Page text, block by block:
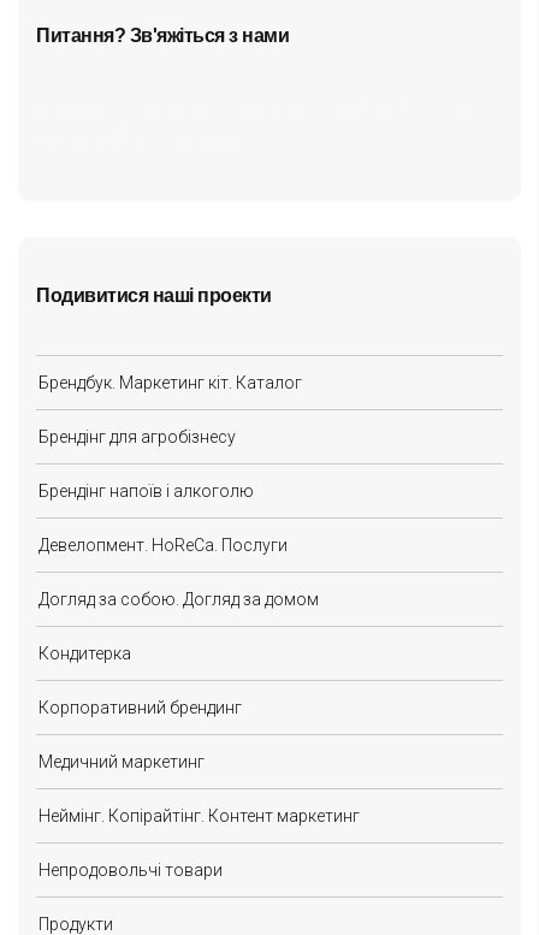
Питання? Зв'яжіться з нами
Подивитися наші проекти
Брендбук. Маркетинг кіт. Каталог
Брендінг для агробізнесу
Брендінг напоїв і алкоголю
Девелопмент. HoReCa. Послуги
Догляд за собою. Догляд за домом
Кондитерка
Корпоративний брендинг
Медичний маркетинг
Неймінг. Копірайтінг. Контент маркетинг
Непродовольчі товари
Продукти